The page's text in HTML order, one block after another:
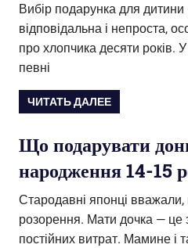
Вибір подарунка для
відповідальна і непроста,
про хлопчика десяти років.
певні
ЧИТАТЬ ДАЛЕЕ
Що подарувати
народження 14-15
Стародавні японці
розорення. Мати дочка — це
постійних витрат. Мамине і